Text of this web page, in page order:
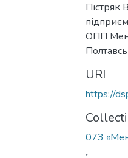
Пістряк
ОПП
URI
https://
073